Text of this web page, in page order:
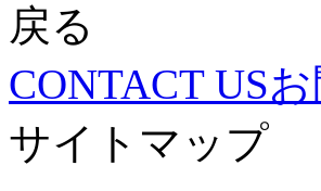
戻る
CONTACT US
サイトマップ